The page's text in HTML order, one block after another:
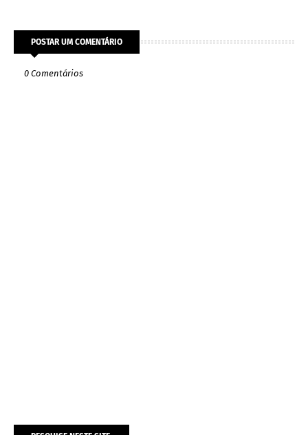
POSTAR UM COMENTÁRIO
0 Comentários